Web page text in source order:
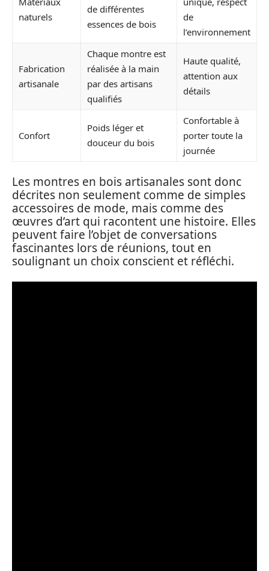
naturels
de différentes
essences de bois
de
l’environnement
Fabrication
artisanale
Chaque montre est
réalisée à la main
par des artisans
qualifiés
Haute qualité,
attention aux
détails
Confort
Poids léger et
douceur du bois
Confortable à
porter toute la
journée
Les montres en bois artisanales sont donc
décrites non seulement comme de simples
accessoires de mode, mais comme des
œuvres d’art qui racontent une histoire. Elles
peuvent faire l’objet de conversations
fascinantes lors de réunions, tout en
soulignant un choix conscient et réfléchi.